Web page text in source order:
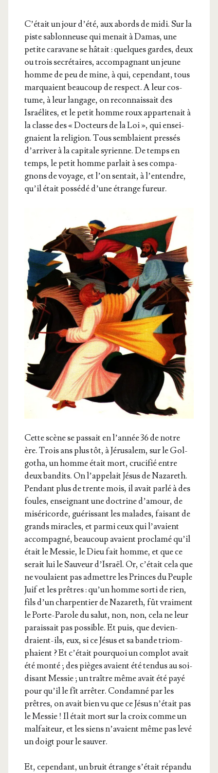
C’é­tait un jour d’é­té, aux abords de midi. Sur la
piste sablon­neuse qui menait à Damas, une
petite cara­vane se hâtait : quelques gardes, deux
ou trois secré­taires, accom­pa­gnant un jeune
homme de peu de mine, à qui, cepen­dant, tous
mar­quaient beau­coup de res­pect. A leur cos­
tume, à leur lan­gage, on recon­nais­sait des
Israé­lites, et le petit homme roux appar­te­nait à
la classe des « Doc­teurs de la Loi », qui ensei­
gnaient la reli­gion. Tous sem­blaient pres­sés
d’ar­ri­ver à la capi­tale syrienne. De temps en
temps, le petit homme par­lait à ses com­pa­
gnons de voyage, et l’on sen­tait, à l’en­tendre,
qu’il était pos­sé­dé d’une étrange fureur.
Cette scène se pas­sait en l’an­née 36 de notre
ère. Trois ans plus tôt, à Jéru­sa­lem, sur le Gol­
go­tha, un homme était mort, cru­ci­fié entre
deux ban­dits. On l’ap­pe­lait Jésus de Naza­reth.
Pen­dant plus de trente mois, il avait par­lé à des
foules, ensei­gnant une doc­trine d’a­mour, de
misé­ri­corde, gué­ris­sant les malades, fai­sant de
grands miracles, et par­mi ceux qui l’a­vaient
accom­pa­gné, beau­coup avaient pro­cla­mé qu’il
était le Mes­sie, le Dieu fait homme, et que ce
serait lui le Sau­veur d’Is­raël. Or, c’é­tait cela que
ne vou­laient pas admettre les Princes du Peuple
Juif et les prêtres : qu’un homme sor­ti de rien,
fils d’un char­pen­tier de Naza­reth, fût vrai­ment
le Porte-Parole du salut, non, non, cela ne leur
parais­sait pas pos­sible. Et puis, que devien­
draient-ils, eux, si ce Jésus et sa bande triom­
phaient ? Et c’é­tait pour­quoi un com­plot avait
été mon­té ; des pièges avaient été ten­dus au soi-
disant Mes­sie ; un traître même avait été payé
pour qu’il le fît arrê­ter. Condam­né par les
prêtres, on avait bien vu que ce Jésus n’é­tait pas
le Mes­sie ! Il était mort sur la croix comme un
mal­fai­teur, et les siens n’a­vaient même pas levé
un doigt pour le sauver.
Et, cepen­dant, un bruit étrange s’é­tait répan­du